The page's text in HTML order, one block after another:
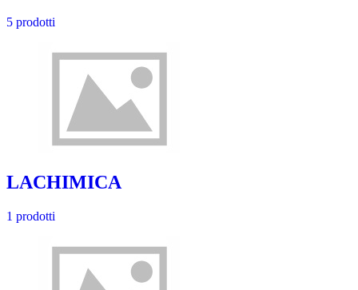
5 prodotti
LACHIMICA
1 prodotti